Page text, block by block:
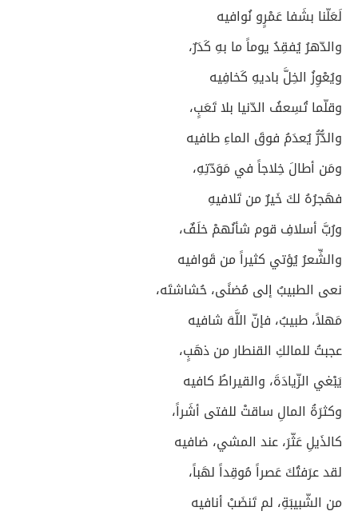
لَعَلّنا بشَفا عَمْرٍو نُوافيه
والدّهرُ يُفقِدُ يوماً ما بهِ كَدَرٌ،
ويُعْوِزُ الخِلَّ باديهِ كَخافِيه
وقلّما تُسِعفُ الدّنيا بلا تَعَبٍ،
والدُّرُّ يُعدَمُ فوقَ الماءِ طافيه
ومَن أطالَ خِلاجاً في مَوَدّتِهِ،
فهَجرُهُ لكَ خَيرٌ من تَلافيهِ
ورُبَّ أسلافِ قوم شأنُهمْ خلَفٌ،
والشِّعرُ يُؤتي كثيراً من قَوافيه
نعى الطبيبُ إلى مُضنًى، حُشاشتَه،
مَهلاً، طبيبُ، فإنّ اللَّهَ شافيه
عجبتُ للمالكِ القنطار من ذهَبٍ،
يَبْغي الزّيادَةَ، والقيراطُ كافيه
وكثرَةُ المالِ ساقتْ للفتى أشَراً،
كالذَيلِ عَثّرَ، عند المشي، ضافيه
لقد عرَفتُكَ عَصراً مُوقِداً لهَباً،
من الشّبيبَةِ، لم تَنضَبْ أنافيه